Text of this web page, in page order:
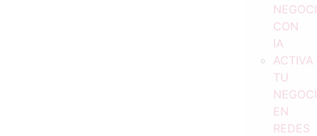
CON
IA
ACTIVA
TU
EN
REDES